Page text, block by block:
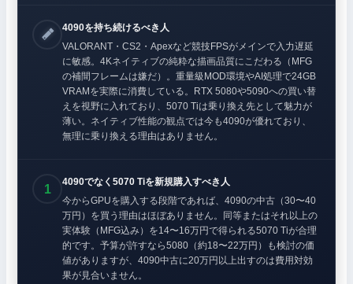
4090を持ち続けるべき人
VALORANT・CS2・Apexなど競技FPSがメインで入力遅延
に敏感。4Kネイティブの純粋な描画品質にこだわる（MFG
の補間フレームは嫌だ）。重量級MOD環境やAI処理で24GB
VRAMを実際に消費している。RTX 5080や5090への買い替
えを視野に入れており、5070 Tiは乗り換え先として魅力が
薄い。ネイティブ性能の観点では今も4090が優れており、
無理に乗り換える理由はありません。
4090でなく5070 Tiを新規購入すべき人
今からGPUを購入する段階であれば、4090の中古（30〜40
万円）を買う理由はほぼありません。同等またはそれ以上の
実体験（MFG込み）を14〜16万円で得られる5070 Tiが合理
的です。予算が許すなら5080（約18〜22万円）も検討の価
値がありますが、4090中古に20万円以上出すのは費用対効
果が見合いません。